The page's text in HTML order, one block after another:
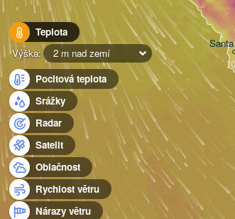
Teplota
Výška:
2 m nad zemí
Pocitová teplota
Srážky
Radar
Satelit
Oblačnost
Rychlost větru
Nárazy větru